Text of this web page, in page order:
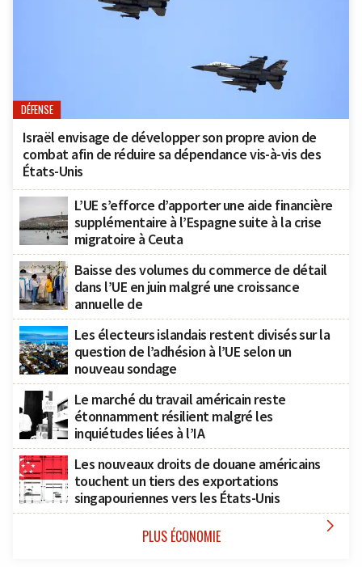
DÉFENSE
Israël envisage de développer son propre avion de
combat afin de réduire sa dépendance vis-à-vis des
États-Unis
L’UE s’efforce d’apporter une aide financière
supplémentaire à l’Espagne suite à la crise
migratoire à Ceuta
Baisse des volumes du commerce de détail
dans l’UE en juin malgré une croissance
annuelle de
Les électeurs islandais restent divisés sur la
question de l’adhésion à l’UE selon un
nouveau sondage
Le marché du travail américain reste
étonnamment résilient malgré les
inquiétudes liées à l’IA
Les nouveaux droits de douane américains
touchent un tiers des exportations
singapouriennes vers les États-Unis
PLUS ÉCONOMIE 